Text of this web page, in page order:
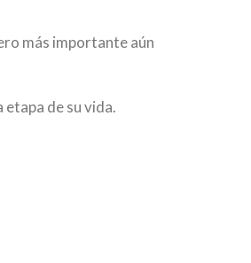
más importante aún
de su vida.